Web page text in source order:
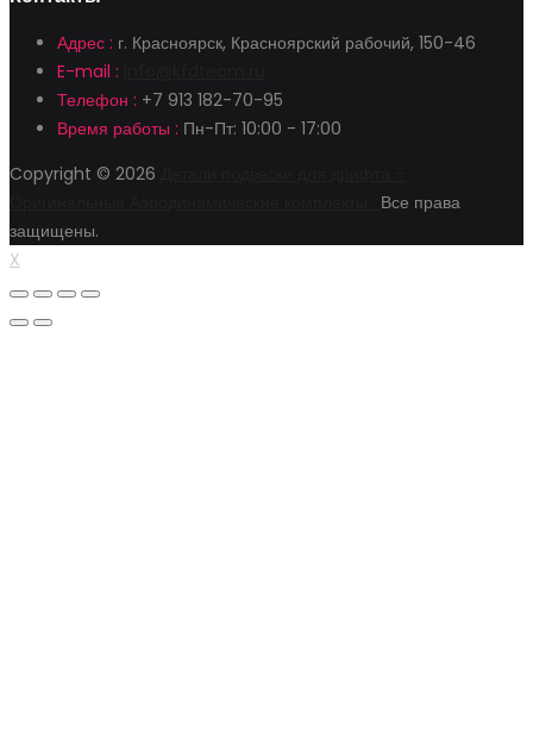
Адрес : г. Красноярск, Красноярский рабочий, 150-46
E-mail :
Телефон : +7 913 182-70-95
Время работы : Пн-Пт: 10:00 - 17:00
Copyright © 2026
Все права
защищены.
X